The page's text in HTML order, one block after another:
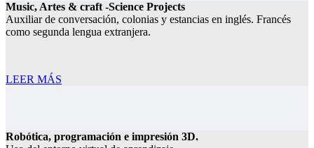
Music, Artes & craft -Science Projects
Auxiliar de conversación, colonias y estancias en inglés. Francés
como segunda lengua extranjera.
LEER MÁS
Robótica, programación e impresión 3D.